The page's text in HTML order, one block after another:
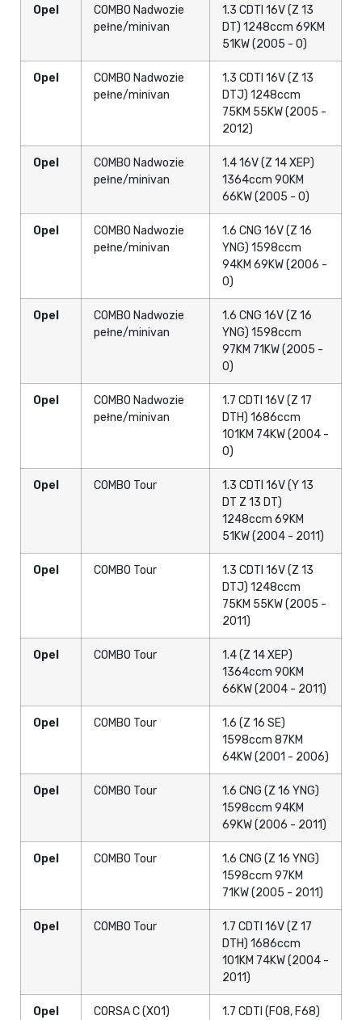
Opel
COMBO Nadwozie
pełne/minivan
1.3 CDTI 16V (Z 13
DT) 1248ccm 69KM
51KW (2005 - 0)
Opel
COMBO Nadwozie
pełne/minivan
1.3 CDTI 16V (Z 13
DTJ) 1248ccm
75KM 55KW (2005 -
2012)
Opel
COMBO Nadwozie
pełne/minivan
1.4 16V (Z 14 XEP)
1364ccm 90KM
66KW (2005 - 0)
Opel
COMBO Nadwozie
pełne/minivan
1.6 CNG 16V (Z 16
YNG) 1598ccm
94KM 69KW (2006 -
0)
Opel
COMBO Nadwozie
pełne/minivan
1.6 CNG 16V (Z 16
YNG) 1598ccm
97KM 71KW (2005 -
0)
Opel
COMBO Nadwozie
pełne/minivan
1.7 CDTI 16V (Z 17
DTH) 1686ccm
101KM 74KW (2004 -
0)
Opel COMBO Tour
1.3 CDTI 16V (Y 13
DT Z 13 DT)
1248ccm 69KM
51KW (2004 - 2011)
Opel COMBO Tour
1.3 CDTI 16V (Z 13
DTJ) 1248ccm
75KM 55KW (2005 -
2011)
Opel COMBO Tour
1.4 (Z 14 XEP)
1364ccm 90KM
66KW (2004 - 2011)
Opel COMBO Tour
1.6 (Z 16 SE)
1598ccm 87KM
64KW (2001 - 2006)
Opel COMBO Tour
1.6 CNG (Z 16 YNG)
1598ccm 94KM
69KW (2006 - 2011)
Opel COMBO Tour
1.6 CNG (Z 16 YNG)
1598ccm 97KM
71KW (2005 - 2011)
Opel COMBO Tour
1.7 CDTI 16V (Z 17
DTH) 1686ccm
101KM 74KW (2004 -
2011)
Opel CORSA C (X01)
1.7 CDTI (F08, F68)